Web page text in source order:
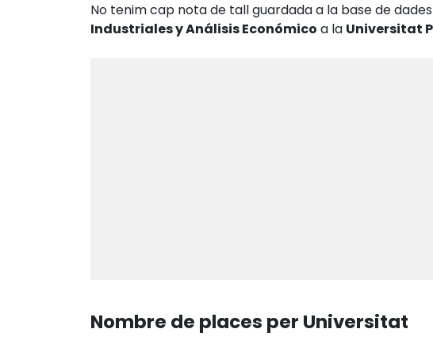
No tenim cap nota de tall guardada a la base de
Industriales y Análisis Económico a la Universitat
Nombre de places per Universitat